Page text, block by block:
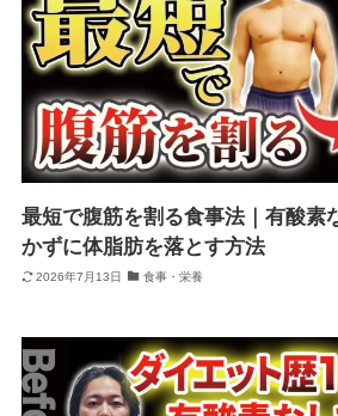
最短で腹筋を割る食事法｜有酸素
かずに体脂肪を落とす方法
2026年7月13日 食事・栄養